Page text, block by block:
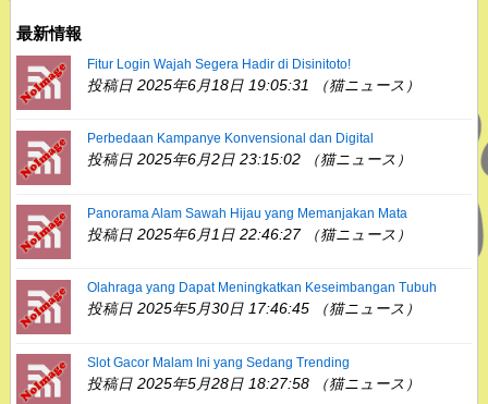
最新情報
Fitur Login Wajah Segera Hadir di Disinitoto!
投稿日 2025年6月18日 19:05:31 （猫ニュース）
Perbedaan Kampanye Konvensional dan Digital
投稿日 2025年6月2日 23:15:02 （猫ニュース）
Panorama Alam Sawah Hijau yang Memanjakan Mata
投稿日 2025年6月1日 22:46:27 （猫ニュース）
Olahraga yang Dapat Meningkatkan Keseimbangan Tubuh
投稿日 2025年5月30日 17:46:45 （猫ニュース）
Slot Gacor Malam Ini yang Sedang Trending
投稿日 2025年5月28日 18:27:58 （猫ニュース）